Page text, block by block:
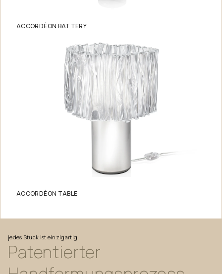
ACCORDÉON BATTERY
ACCORDÉON TABLE
jedes Stück ist einzigartig
Patentierter